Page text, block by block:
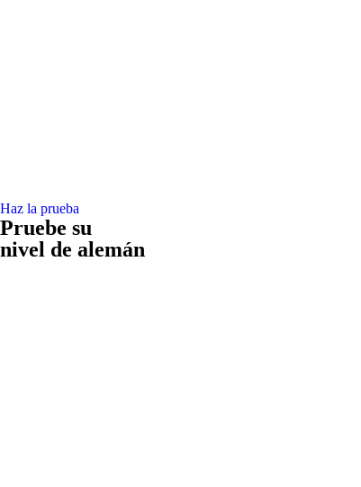
Haz la prueba
Pruebe su
nivel de alemán